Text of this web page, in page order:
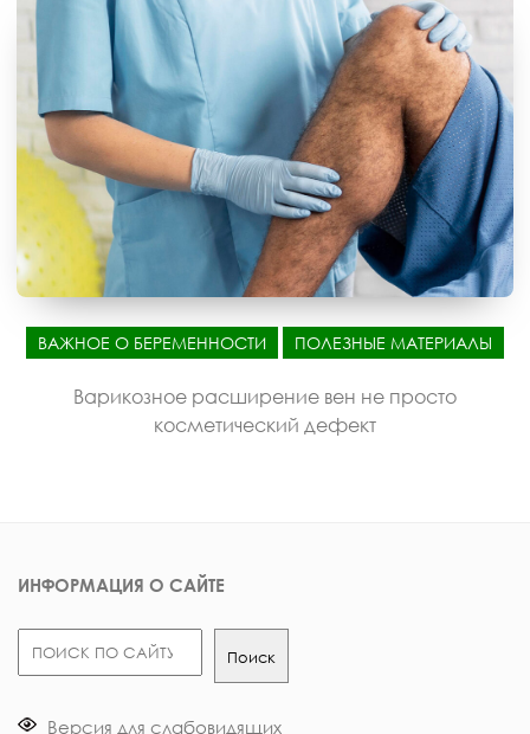
ВАЖНОЕ О БЕРЕМЕННОСТИ ПОЛЕЗНЫЕ МАТЕРИАЛЫ
Варикозное расширение вен не просто
косметический дефект
ИНФОРМАЦИЯ О САЙТЕ
Поиск
Версия для слабовидящих